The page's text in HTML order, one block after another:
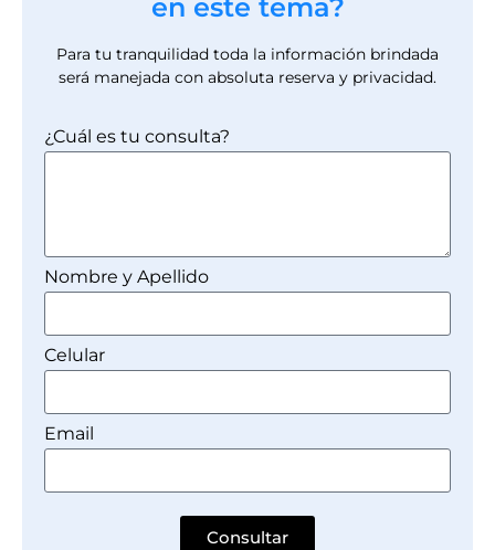
en este tema?
Para tu tranquilidad toda la información brindada
será manejada con absoluta reserva y privacidad.
¿Cuál es tu consulta?
Nombre y Apellido
Celular
Email
Consultar